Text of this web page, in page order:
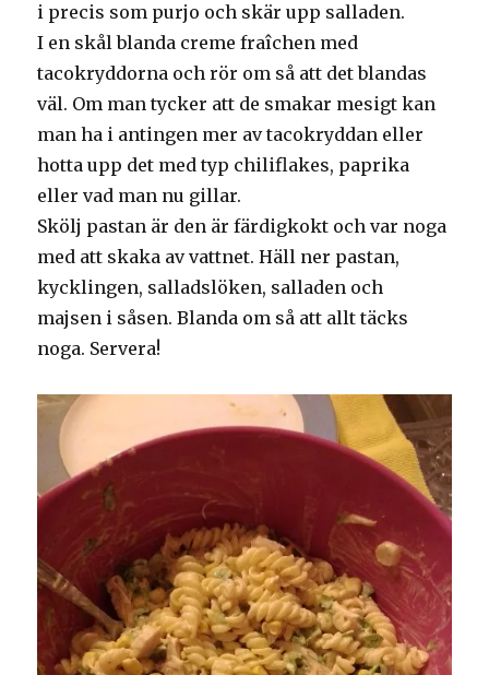
i precis som purjo och skär upp salladen.
I en skål blanda creme fraîchen med
tacokryddorna och rör om så att det blandas
väl. Om man tycker att de smakar mesigt kan
man ha i antingen mer av tacokryddan eller
hotta upp det med typ chiliflakes, paprika
eller vad man nu gillar.
Skölj pastan är den är färdigkokt och var noga
med att skaka av vattnet. Häll ner pastan,
kycklingen, salladslöken, salladen och
majsen i såsen. Blanda om så att allt täcks
noga. Servera!